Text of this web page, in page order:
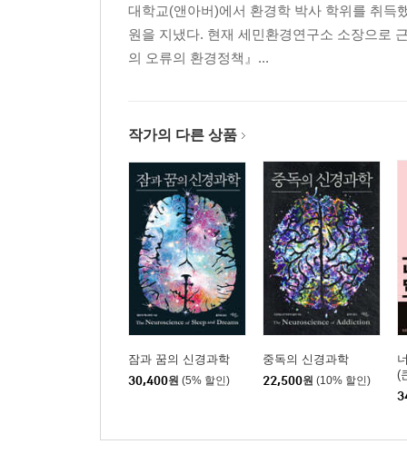
대학교(앤아버)에서 환경학 박사 학위를 취득
원을 지냈다. 현재 세민환경연구소 소장으로
의 오류의 환경정책』...
작가의 다른 상품
잠과 꿈의 신경과학
30,400원 (5% 할인)
중독의 신경과학
22,500원 (10% 할인)
(